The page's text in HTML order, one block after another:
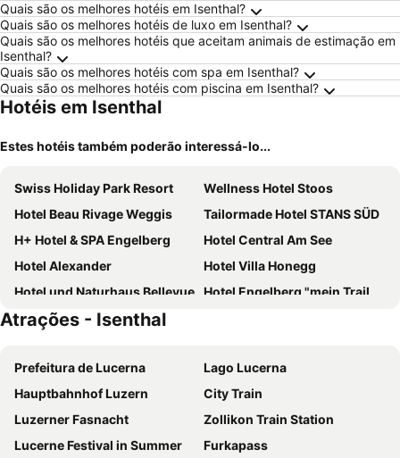
Quais são os melhores hotéis em Isenthal?
Quais são os melhores hotéis de luxo em Isenthal?
Quais são os melhores hotéis que aceitam animais de estimação em
Isenthal?
Quais são os melhores hotéis com spa em Isenthal?
Quais são os melhores hotéis com piscina em Isenthal?
Hotéis em Isenthal
Estes hotéis também poderão interessá-lo...
Swiss Holiday Park Resort
Wellness Hotel Stoos
Hotel Beau Rivage Weggis
Tailormade Hotel STANS SÜD
H+ Hotel & SPA Engelberg
Hotel Central Am See
Hotel Alexander
Hotel Villa Honegg
Hotel und Naturhaus Bellevue Hotel Engelberg "mein Trail Hotel"
Seehof Hotel Du Lac
Gasthaus Platten
Hotel Hahnenblick
Waldhotel by Bürgenstock
Waldhotel by Bürgenstock Lake Lucerne
Seeblick Höhenhotel
Hotel Krone
Hotel St. Josefshaus Engelberg
Rigi Kaltbad Swiss Quality Hotel
Atrações - Isenthal
Prefeitura de Lucerna
Lago Lucerna
Hauptbahnhof Luzern
City Train
Luzerner Fasnacht
Zollikon Train Station
Lucerne Festival in Summer
Furkapass